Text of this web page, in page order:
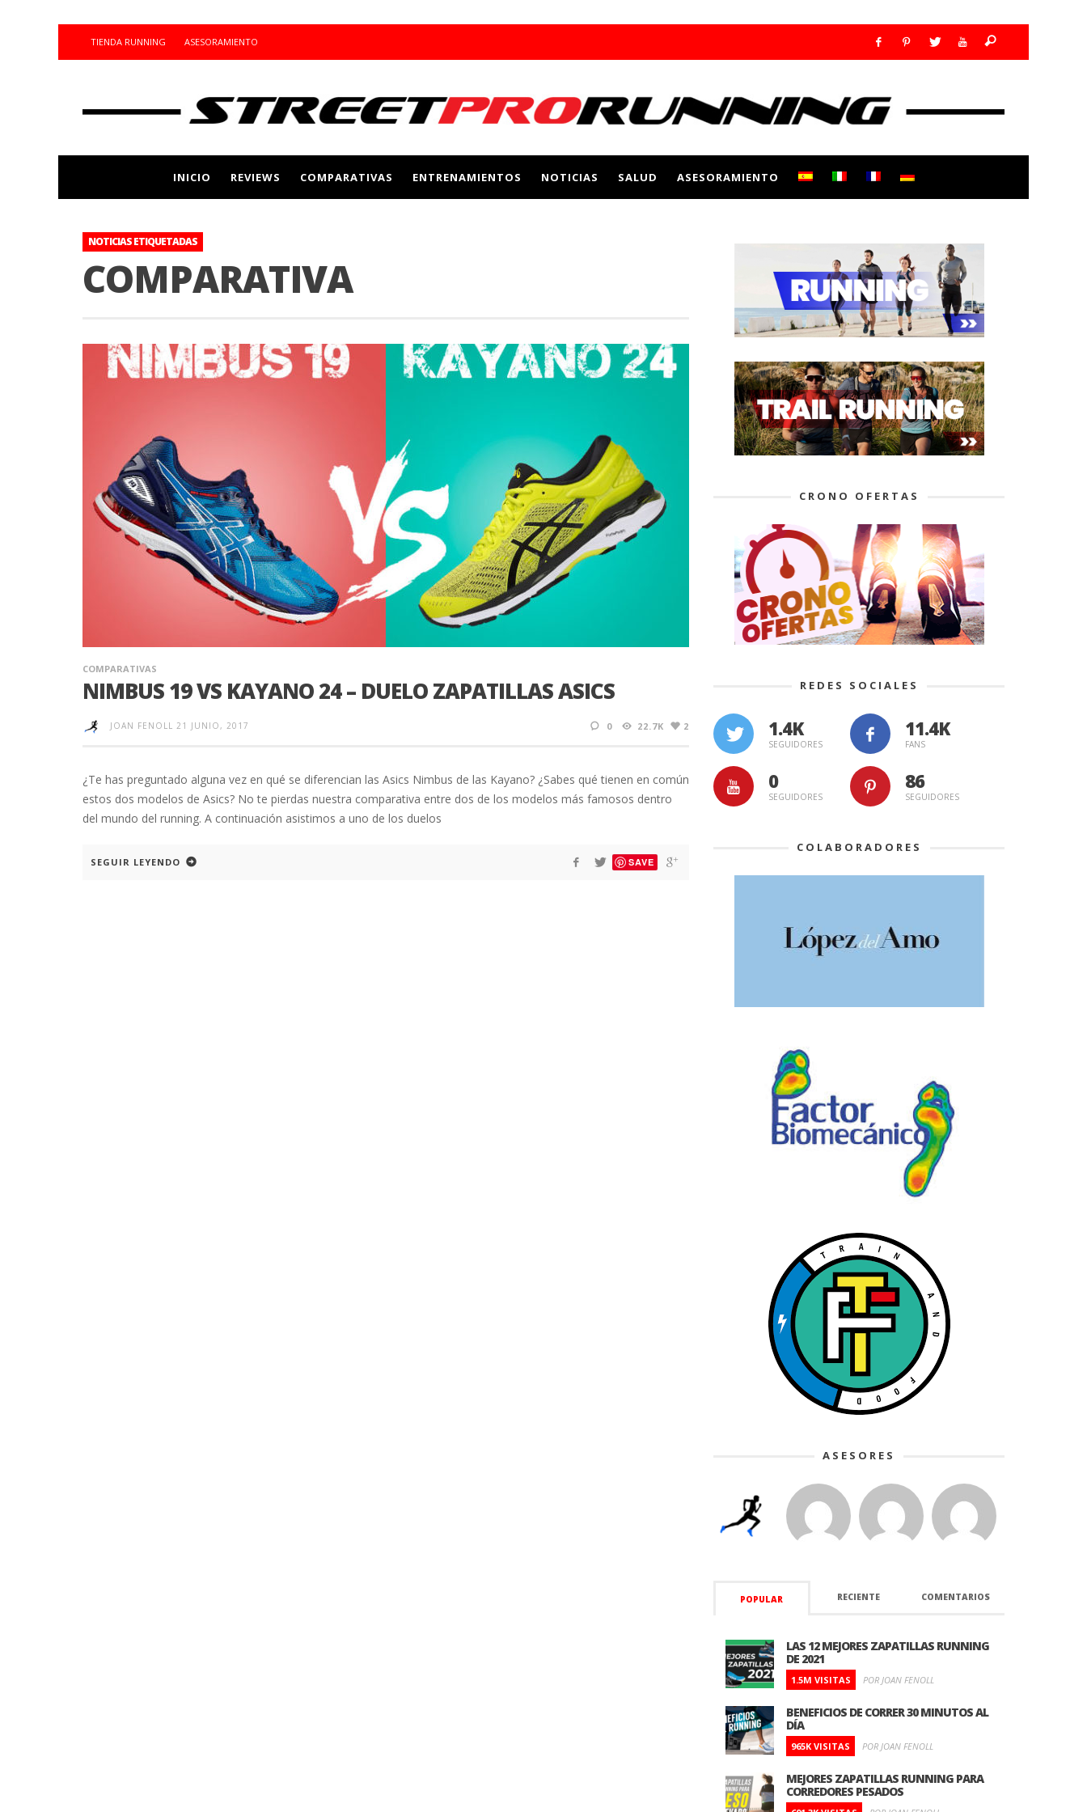
TIENDA RUNNING ASESORAMIENTO
INICIO REVIEWS COMPARATIVAS ENTRENAMIENTOS NOTICIAS SALUD ASESORAMIENTO
NOTICIAS ETIQUETADAS
COMPARATIVA
COMPARATIVAS
NIMBUS 19 VS KAYANO 24 – DUELO ZAPATILLAS ASICS
JOAN FENOLL 21 JUNIO, 2017 0 22.7K 2
¿Te has preguntado alguna vez en qué se diferencian las Asics Nimbus de las Kayano? ¿Sabes qué tienen en común
estos dos modelos de Asics? No te pierdas nuestra comparativa entre dos de los modelos más famosos dentro
del mundo del running. A continuación asistimos a uno de los duelos
SEGUIR LEYENDO SAVE
CRONO OFERTAS
REDES SOCIALES
1.4K
SEGUIDORES
11.4K
FANS
0
SEGUIDORES
86
SEGUIDORES
COLABORADORES
ASESORES
POPULAR RECIENTE COMENTARIOS
LAS 12 MEJORES ZAPATILLAS RUNNING
DE 2021
1.5M VISITAS POR JOAN FENOLL
BENEFICIOS DE CORRER 30 MINUTOS AL
DÍA
965K VISITAS POR JOAN FENOLL
MEJORES ZAPATILLAS RUNNING PARA
CORREDORES PESADOS